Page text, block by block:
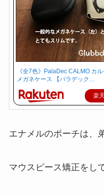
《全7色》PalaDec CALMO カ
メガネケース 【パラデック…
楽
エナメルのポーチは、
マウスピース矯正をし